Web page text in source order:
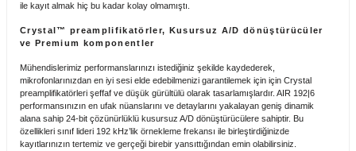
Pioneer DJ HDJ-X5 Profesyonel Dj Kulaklığı
0,00 TL
ile kayıt almak hiç bu kadar kolay olmamıştı.
Crystal™ preamplifikatörler, Kusursuz A/D dönüştürücüler
ve Premium komponentler
Mühendislerimiz performanslarınızı istediğiniz şekilde kaydederek,
mikrofonlarınızdan en iyi sesi elde edebilmenizi garantilemek için için Crystal
preamplifikatörleri şeffaf ve düşük gürültülü olarak tasarlamışlardır. AIR 192|6
performansınızın en ufak nüanslarını ve detaylarını yakalayan geniş dinamik
alana sahip 24-bit çözünürlüklü kusursuz A/D dönüştürücülere sahiptir. Bu
özellikleri sınıf lideri 192 kHz’lik örnekleme frekansı ile birleştirdiğinizde
kayıtlarınızın tertemiz ve gerçeği birebir yansıttığından emin olabilirsiniz.